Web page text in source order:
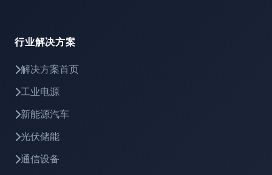
行业解决方案
解决方案首页
工业电源
新能源汽车
光伏储能
通信设备